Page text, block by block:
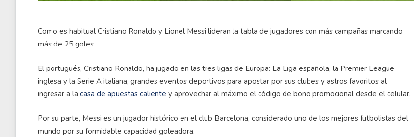
Como es habitual Cristiano Ronaldo y Lionel Messi lideran la tabla de jugadores con más campañas marcando
más de 25 goles.
El portugués, Cristiano Ronaldo, ha jugado en las tres ligas de Europa: La Liga española, la Premier League
inglesa y la Serie A italiana, grandes eventos deportivos para apostar por sus clubes y astros favoritos al
ingresar a la casa de apuestas caliente y aprovechar al máximo el código de bono promocional desde el celular.
Por su parte, Messi es un jugador histórico en el club Barcelona, considerado uno de los mejores futbolistas del
mundo por su formidable capacidad goleadora.